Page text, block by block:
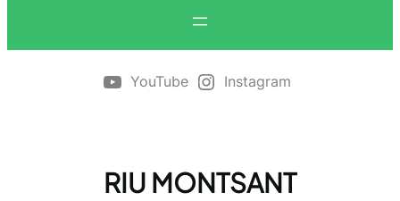
YouTube Instagram
RIU MONTSANT